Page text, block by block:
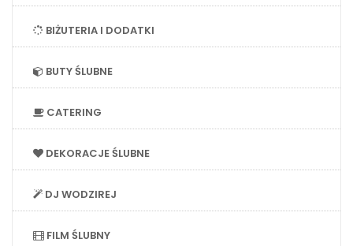
BIŻUTERIA I DODATKI
BUTY ŚLUBNE
CATERING
DEKORACJE ŚLUBNE
DJ WODZIREJ
FILM ŚLUBNY